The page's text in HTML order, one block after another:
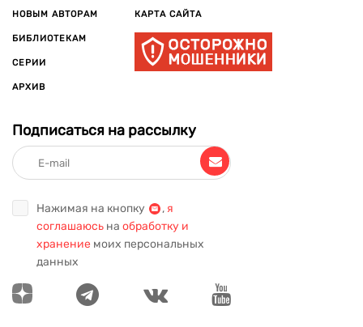
НОВЫМ АВТОРАМ
БИБЛИОТЕКАМ
СЕРИИ
АРХИВ
КАРТА САЙТА
Подписаться на рассылку
Нажимая на кнопку , я
соглашаюсь на обработку и
хранение моих персональных
данных